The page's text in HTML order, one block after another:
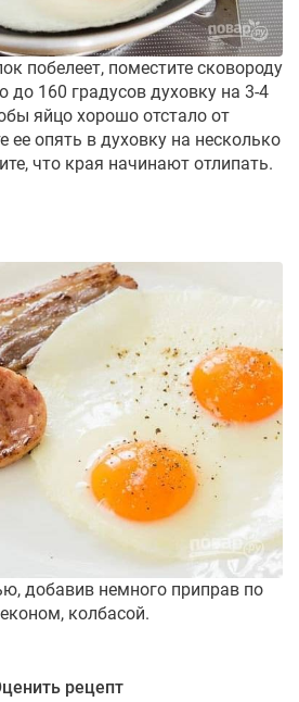
побелеет, поместите сковороду
до 160 градусов духовку на 3-4
яйцо хорошо отстало от
ее опять в духовку на несколько
что края начинают отлипать.
добавив немного приправ по
колбасой.
рецепт